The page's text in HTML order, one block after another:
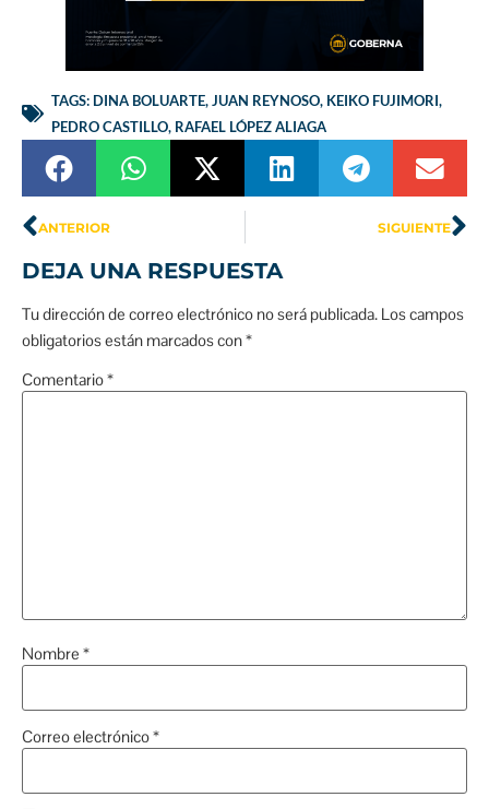
TAGS: DINA BOLUARTE,JUAN REYNOSO, KEIKO FUJIMORI,
PEDRO CASTILLO, RAFAEL LÓPEZ ALIAGA
ANTERIOR SIGUIENTE
DEJA UNA RESPUESTA
Tu dirección de correo electrónico no será publicada. Los campos
obligatorios están marcados con*
Comentario*
Nombre *
Correo electrónico*